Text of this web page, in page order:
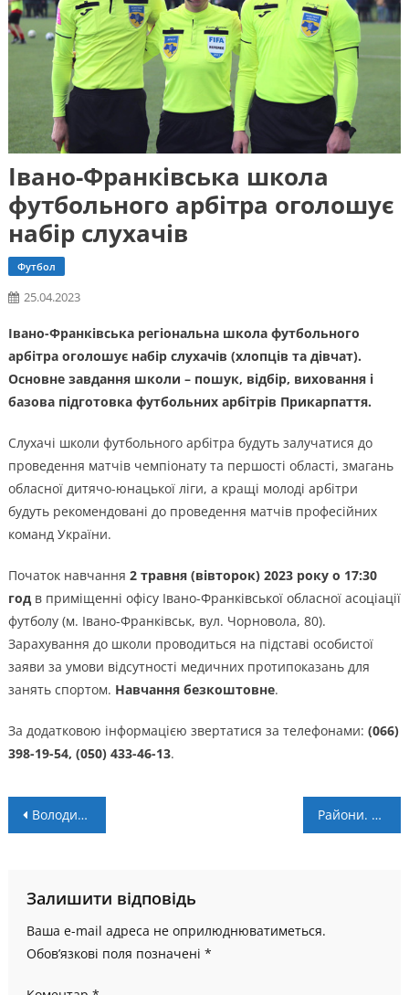
Івано-Франківська школа
футбольного арбітра оголошує
набір слухачів
Футбол
25.04.2023
Івано-Франківська регіональна школа футбольного
арбітра оголошує набір слухачів (хлопців та дівчат).
Основне завдання школи – пошук, відбір, виховання і
базова підготовка футбольних арбітрів Прикарпаття.
Слухачі школи футбольного арбітра будуть залучатися до
проведення матчів чемпіонату та першості області, змагань
обласної дитячо-юнацької ліги, а кращі молоді арбітри
будуть рекомендовані до проведення матчів професійних
команд України.
Початок навчання 2 травня (вівторок) 2023 року о 17:30
годв приміщенні офісу Івано-Франківської обласної асоціації
футболу (м. Івано-Франківськ, вул. Чорновола, 80).
Зарахування до школи проводиться на підставі особистої
заяви за умови відсутності медичних протипоказань для
занять спортом. Навчання безкоштовне.
За додатковою інформацією звертатися за телефонами: (066)
398-19-54, (050) 433-46-13.
Навігація
Володимир Драбіковський: “З’явились молоді гравці, які через рік – якщо взяти, наприклад, «Говерлу», заграють та піднімуться на ще вищий рівень” Райони. Надвірнянщина: “Лістер” за крок до фіналу кубка району
Залишити відповідь
Ваша e-mail адреса не оприлюднюватиметься.
Обов’язкові поля позначені *